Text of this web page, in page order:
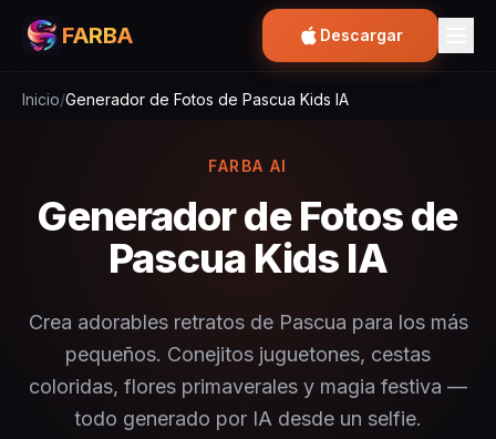
FARBA Descargar
Inicio/Generador de Fotos de Pascua Kids IA
FARBA AI
Generador de Fotos de
Pascua Kids IA
Crea adorables retratos de Pascua para los más
pequeños. Conejitos juguetones, cestas
coloridas, flores primaverales y magia festiva —
todo generado por IA desde un selfie.